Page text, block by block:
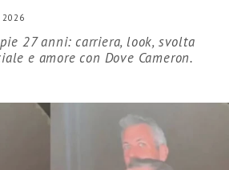
2026
27 anni: carriera, look, svolta
e amore con Dove Cameron.